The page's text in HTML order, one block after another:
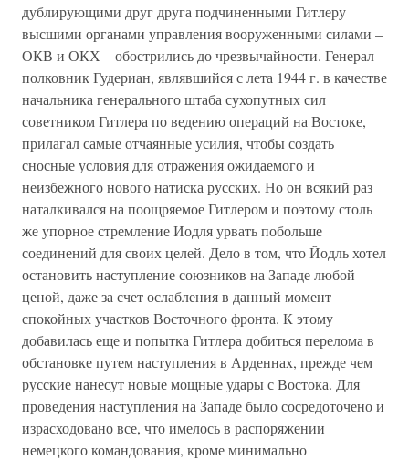
дублирующими друг друга подчиненными Гитлеру
высшими органами управления вооруженными силами –
ОКВ и ОКХ – обострились до чрезвычайности. Генерал-
полковник Гудериан, являвшийся с лета 1944 г. в качестве
начальника генерального штаба сухопутных сил
советником Гитлера по ведению операций на Востоке,
прилагал самые отчаянные усилия, чтобы создать
сносные условия для отражения ожидаемого и
неизбежного нового натиска русских. Но он всякий раз
наталкивался на поощряемое Гитлером и поэтому столь
же упорное стремление Иодля урвать побольше
соединений для своих целей. Дело в том, что Йодль хотел
остановить наступление союзников на Западе любой
ценой, даже за счет ослабления в данный момент
спокойных участков Восточного фронта. К этому
добавилась еще и попытка Гитлера добиться перелома в
обстановке путем наступления в Арденнах, прежде чем
русские нанесут новые мощные удары с Востока. Для
проведения наступления на Западе было сосредоточено и
израсходовано все, что имелось в распоряжении
немецкого командования, кроме минимально